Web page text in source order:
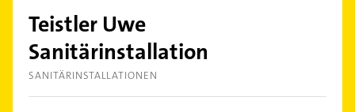
Teistler Uwe
Sanitärinstallation
SANITÄRINSTALLATIONEN